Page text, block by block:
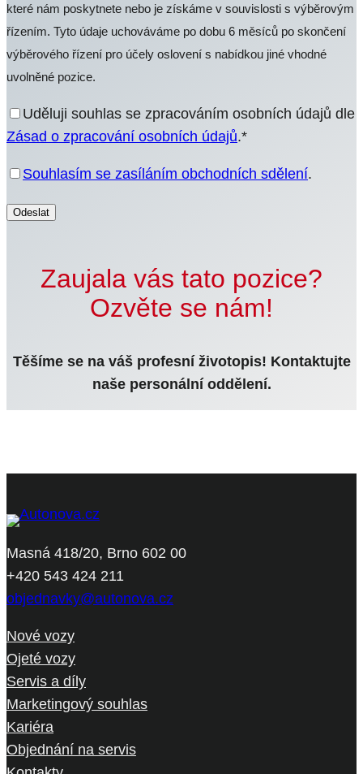
které nám poskytnete nebo je získáme v souvislosti s výběrovým
řízením. Tyto údaje uchováváme po dobu 6 měsíců po skončení
výběrového řízení pro účely oslovení s nabídkou jiné vhodné
uvolněné pozice.
Uděluji souhlas se zpracováním osobních údajů dle
Zásad o zpracování osobních údajů.*
Souhlasím se zasíláním obchodních sdělení.
Zaujala vás tato pozice?
Ozvěte se nám!
Těšíme se na váš profesní životopis! Kontaktujte
naše personální oddělení.
Masná 418/20, Brno 602 00
+420 543 424 211
objednavky@autonova.cz
Nové vozy
Ojeté vozy
Servis a díly
Marketingový souhlas
Kariéra
Objednání na servis